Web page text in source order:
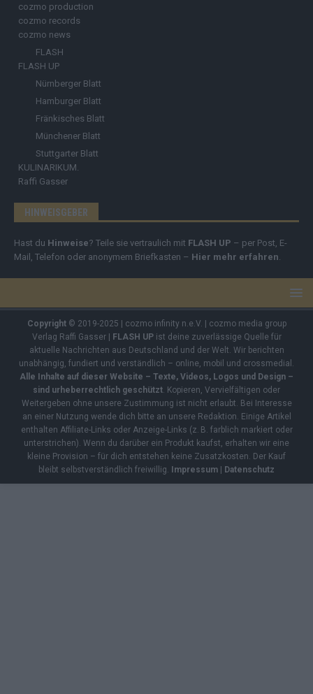
cozmo production
cozmo records
cozmo news
FLASH
FLASH UP
Nürnberger Blatt
Hamburger Blatt
Fränkisches Blatt
Münchener Blatt
Stuttgarter Blatt
KULINARIKUM.
Raffi Gasser
HINWEISGEBER
Hast du Hinweise? Teile sie vertraulich mit FLASH UP – per Post, E-
Mail, Telefon oder anonymem Briefkasten – Hier mehr erfahren
Copyright© 2019-2025 | cozmo infinity n.e.V. | cozmo media group
Verlag Raffi Gasser |
FLASH UPist deine zuverlässige Quelle für
aktuelle Nachrichten aus Deutschland und der Welt. Wir berichten
unabhängig, fundiert und verständlich – online, mobil und crossmedial.
Alle Inhalte auf dieser Website – Texte, Videos, Logos und Design –
sind urheberrechtlich geschützt. Kopieren, Vervielfältigen oder
Weitergeben ohne unsere Zustimmung ist nicht erlaubt. Bei Interesse
an einer Nutzung wende dich bitte an unsere Redaktion. Einige Artikel
enthalten Affiliate-Links oder Anzeige-Links (z. B. farblich markiert oder
unterstrichen). Wenn du darüber ein Produkt kaufst, erhalten wir eine
kleine Provision – für dich entstehen keine Zusatzkosten. Der Kauf
bleibt selbstverständlich freiwillig.
Impressum Datenschutz